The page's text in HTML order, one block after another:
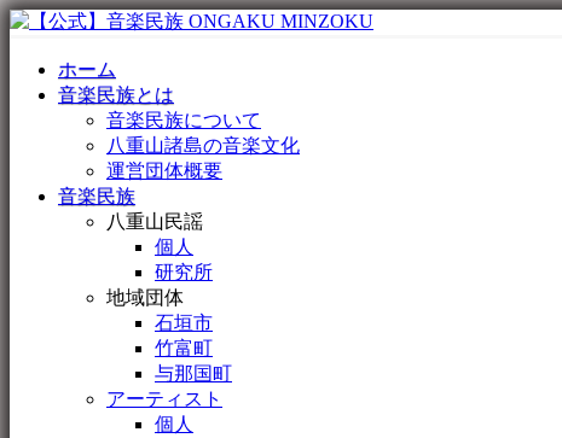
ホーム
音楽民族とは
音楽民族について
八重山諸島の音楽文化
運営団体概要
音楽民族
八重山民謡
個人
研究所
地域団体
石垣市
竹富町
与那国町
アーティスト
個人